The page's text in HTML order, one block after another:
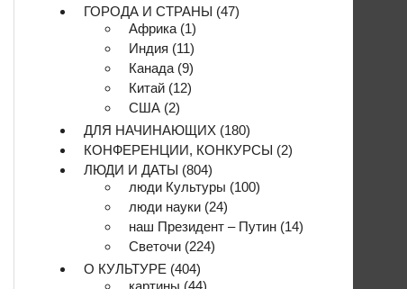
ГОРОДА И СТРАНЫ (47)
Африка (1)
Индия (11)
Канада (9)
Китай (12)
США (2)
ДЛЯ НАЧИНАЮЩИХ (180)
КОНФЕРЕНЦИИ, КОНКУРСЫ (2)
ЛЮДИ И ДАТЫ (804)
люди Культуры (100)
люди науки (24)
наш Президент – Путин (14)
Светочи (224)
О КУЛЬТУРЕ (404)